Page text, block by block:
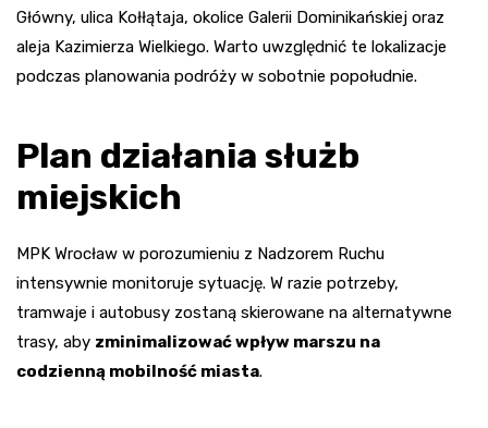
Główny, ulica Kołłątaja, okolice Galerii Dominikańskiej oraz
aleja Kazimierza Wielkiego. Warto uwzględnić te lokalizacje
podczas planowania podróży w sobotnie popołudnie.
Plan działania służb
miejskich
MPK Wrocław w porozumieniu z Nadzorem Ruchu
intensywnie monitoruje sytuację. W razie potrzeby,
tramwaje i autobusy zostaną skierowane na alternatywne
trasy, aby zminimalizować wpływ marszu na
codzienną mobilność miasta.